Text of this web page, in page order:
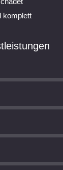
komplett